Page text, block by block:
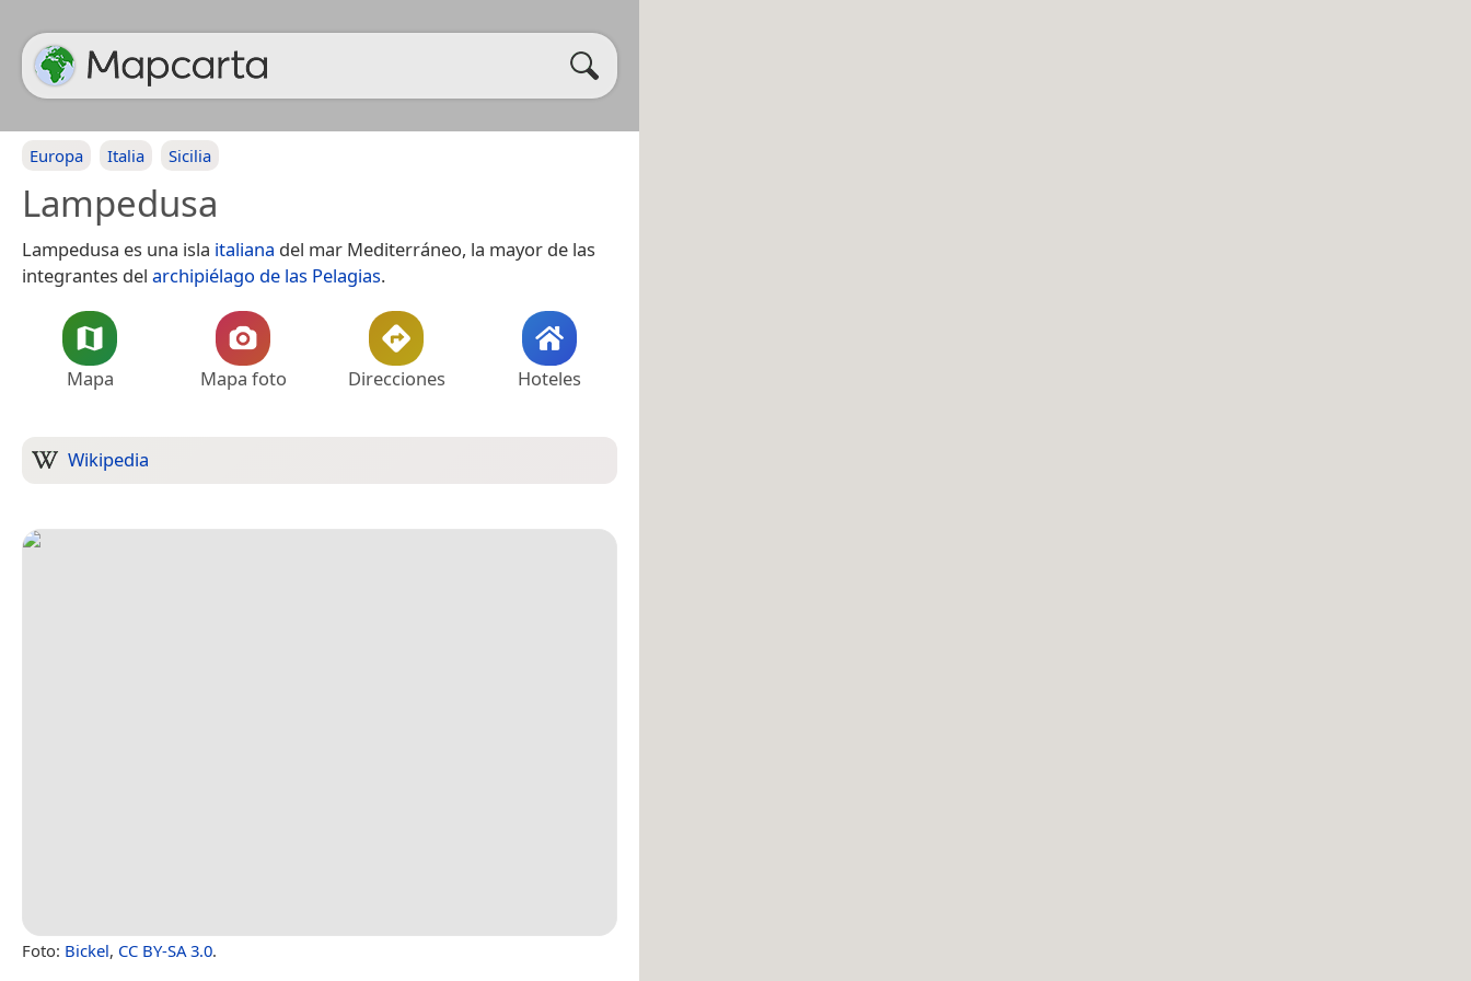
Europa Italia Sicilia
Lampedusa
Lampedusa es una isla italiana del mar Mediterráneo, la mayor de las
integrantes del archipiélago de las Pelagias.
Mapa Mapa foto Direcciones Hoteles
Wikipedia
Foto: Bickel, CC BY-SA 3.0.